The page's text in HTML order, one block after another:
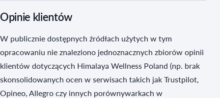
Opinie klientów
W publicznie dostępnych źródłach użytych w tym
opracowaniu nie znaleziono jednoznacznych zbiorów opinii
klientów dotyczących Himalaya Wellness Poland (np. brak
skonsolidowanych ocen w serwisach takich jak Trustpilot,
Opineo, Allegro czy innych porównywarkach w